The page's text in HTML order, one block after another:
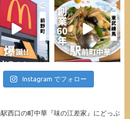
Instagram でフォロー
駅西口の町中華『味の江差家』にどっぷ